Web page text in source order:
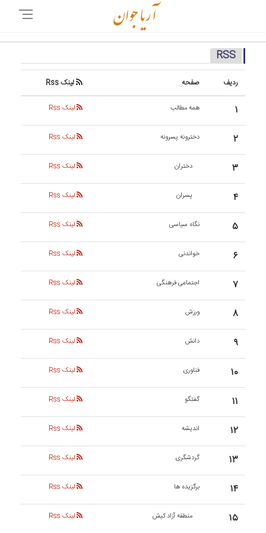
RSS
ردیف صفحه لینک Rss
۱ همه مطالب لینک Rss
۲ دخترونه پسرونه لینک Rss
۳ دختران لینک Rss
۴ پسران لینک Rss
۵ نگاه سیاسی لینک Rss
۶ خواندنی لینک Rss
۷ اجتماعی فرهنگی لینک Rss
۸ ورزش لینک Rss
۹ دانش لینک Rss
۱۰ فناوری لینک Rss
۱۱ گفتگو لینک Rss
۱۲ اندیشه لینک Rss
۱۳ گردشگری لینک Rss
۱۴ برگزیده ها لینک Rss
۱۵ منطقه آزاد کیش لینک Rss